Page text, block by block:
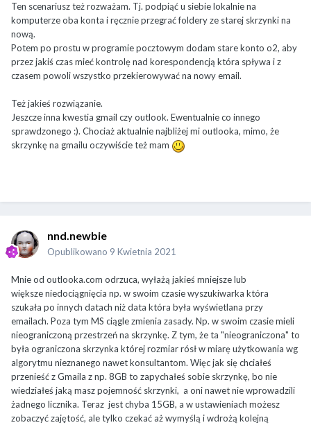
Ten scenariusz też rozważam. Tj. podpiąć u siebie lokalnie na
komputerze oba konta i ręcznie przegrać foldery ze starej skrzynki na
nową.
Potem po prostu w programie pocztowym dodam stare konto o2, aby
przez jakiś czas mieć kontrolę nad korespondencją która spływa i z
czasem powoli wszystko przekierowywać na nowy email.
Też jakieś rozwiązanie.
Jeszcze inna kwestia gmail czy outlook. Ewentualnie co innego
sprawdzonego :). Chociaż aktualnie najbliżej mi outlooka, mimo, że
skrzynkę na gmailu oczywiście też mam
nnd.newbie
Opublikowano 9 Kwietnia 2021
Mnie od outlooka.com odrzuca, wyłażą jakieś mniejsze lub
większe niedociągnięcia np. w swoim czasie wyszukiwarka która
szukała po innych datach niż data która była wyświetlana przy
emailach. Poza tym MS ciągle zmienia zasady. Np. w swoim czasie mieli
nieograniczoną przestrzeń na skrzynkę. Z tym, że ta "nieograniczona" to
była ograniczona skrzynka której rozmiar rósł w miarę użytkowania wg
algorytmu nieznanego nawet konsultantom. Więc jak się chciałeś
przenieść z Gmaila z np. 8GB to zapychałeś sobie skrzynkę, bo nie
wiedziałeś jaką masz pojemność skrzynki, a oni nawet nie wprowadzili
żadnego licznika. Teraz jest chyba 15GB, a w ustawieniach możesz
zobaczyć zajętość, ale tylko czekać aż wymyślą i wdrożą kolejną